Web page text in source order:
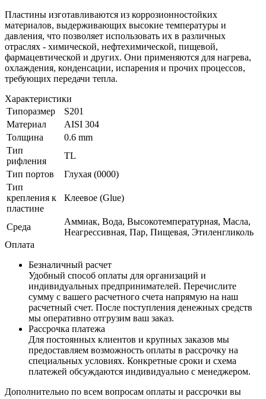
Пластины изготавливаются из коррозионностойких
материалов, выдерживающих высокие температуры и
давления, что позволяет использовать их в различных
отраслях - химической, нефтехимической, пищевой,
фармацевтической и других. Они применяются для нагрева,
охлаждения, конденсации, испарения и прочих процессов,
требующих передачи тепла.
Характеристики
Типоразмер
S201
Материал
AISI 304
Толщина
0.6 mm
Тип
рифления
TL
Тип портов
Глухая (0000)
Тип
крепления к
пластине
Клеевое (Glue)
Среда
Аммиак, Вода, Высокотемпературная, Масла,
Неагрессивная, Пар, Пищевая, Этиленгликоль
Оплата
Безналичный расчет
Удобный способ оплаты для организаций и
индивидуальных предпринимателей. Перечислите
сумму с вашего расчетного счета напрямую на наш
расчетный счет. После поступления денежных средств
мы оперативно отгрузим ваш заказ.
Рассрочка платежа
Для постоянных клиентов и крупных заказов мы
предоставляем возможность оплаты в рассрочку на
специальных условиях. Конкретные сроки и схема
платежей обсуждаются индивидуально с менеджером.
Дополнительно по всем вопросам оплаты и рассрочки вы